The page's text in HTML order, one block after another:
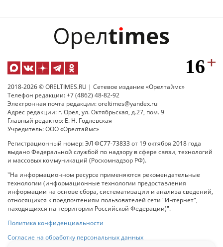
2018-2026 © ORELTIMES.RU | Сетевое издание «Орелтаймс»
Телефон редакции: +7 (4862) 48-82-92
Электронная почта редакции: oreltimes@yandex.ru
Адрес редакции: г. Орел, ул. Октябрьская, д.27, пом. 9
Главный редактор: Е. Н. Годлевская
Учредитель: ООО «Орелтаймс»
Регистрационный номер: ЭЛ ФС77-73833 от 19 октября 2018 года
выдано Федеральной службой по надзору в сфере связи, технологий
и массовых коммуникаций (Роскомнадзор РФ).
"На информационном ресурсе применяются рекомендательные
технологии (информационные технологии предоставления
информации на основе сбора, систематизации и анализа сведений,
относящихся к предпочтениям пользователей сети "Интернет",
находящихся на территории Российской Федерации)".
Политика конфиденциальности
Согласие на обработку персональных данных